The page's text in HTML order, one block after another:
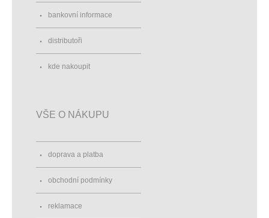
bankovní informace
distributoři
kde nakoupit
VŠE O NÁKUPU
doprava a platba
obchodní podmínky
reklamace